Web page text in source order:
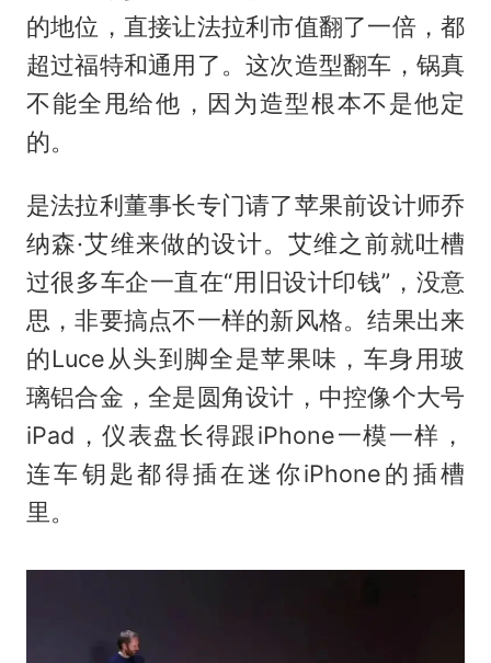
的地位，直接让法拉利市值翻了一倍，都
超过福特和通用了。这次造型翻车，锅真
不能全甩给他，因为造型根本不是他定
的。
是法拉利董事长专门请了苹果前设计师乔
纳森·艾维来做的设计。艾维之前就吐槽
过很多车企一直在“用旧设计印钱”，没意
思，非要搞点不一样的新风格。结果出来
的Luce从头到脚全是苹果味，车身用玻
璃铝合金，全是圆角设计，中控像个大号
iPad，仪表盘长得跟iPhone一模一样，
连车钥匙都得插在迷你iPhone的插槽
里。